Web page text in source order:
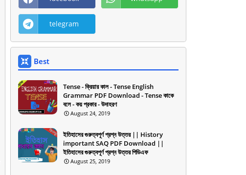
telegram
Best
Tense - ক্রিয়ার কাল - Tense English
Grammar PDF Download - Tense কাকে
বলে - কয় প্রকার - উদাহরণ
August 24, 2019
ইতিহাসের গুরুত্বপূর্ণ প্রশ্ন উত্তর || History
important SAQ PDF Download ||
ইতিহাসের গুরুত্বপূর্ণ প্রশ্ন উত্তর পিডিএফ
August 25, 2019